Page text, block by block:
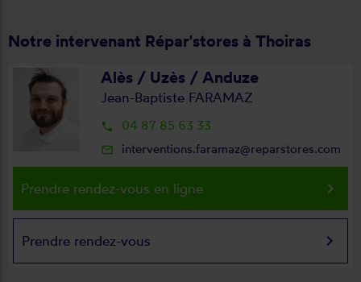
Notre intervenant Répar'stores à Thoiras
Alès / Uzès / Anduze
Jean-Baptiste FARAMAZ
local_phone 04 87 85 63 33
mail_outline interventions.faramaz@reparstores.com
Prendre rendez-vous en ligne keyboard_arrow_right
Prendre rendez-vous keyboard_arrow_right